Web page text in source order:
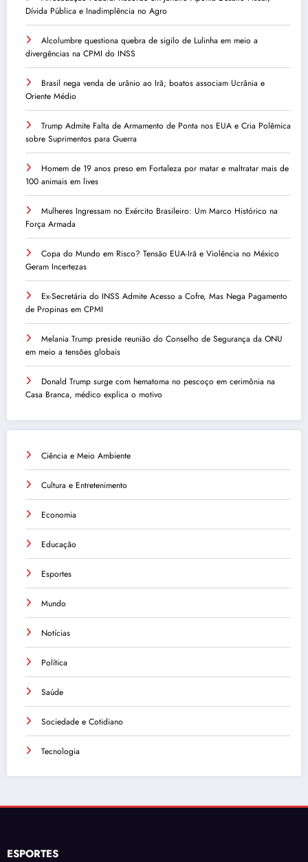
Dívida Pública e Inadimplência no Agro
Alcolumbre questiona quebra de sigilo de Lulinha em meio a
divergências na CPMI do INSS
Brasil nega venda de urânio ao Irã; boatos associam Ucrânia e
Oriente Médio
Trump Admite Falta de Armamento de Ponta nos EUA e Cria Polêmica
sobre Suprimentos para Guerra
Homem de 19 anos preso em Fortaleza por matar e maltratar mais de
100 animais em lives
Mulheres Ingressam no Exército Brasileiro: Um Marco Histórico na
Força Armada
Copa do Mundo em Risco? Tensão EUA-Irã e Violência no México
Geram Incertezas
Ex-Secretária do INSS Admite Acesso a Cofre, Mas Nega Pagamento
de Propinas em CPMI
Melania Trump preside reunião do Conselho de Segurança da ONU
em meio a tensões globais
Donald Trump surge com hematoma no pescoço em cerimônia na
Casa Branca, médico explica o motivo
Ciência e Meio Ambiente
Cultura e Entretenimento
Economia
Educação
Esportes
Mundo
Notícias
Política
Saúde
Sociedade e Cotidiano
Tecnologia
ESPORTES